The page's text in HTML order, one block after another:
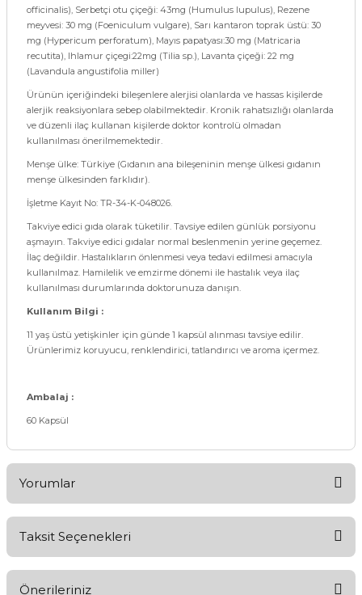
officinalis), Serbetçi otu çiçeği: 43mg (Humulus lupulus), Rezene
meyvesi: 30 mg (Foeniculum vulgare), Sarı kantaron toprak üstü: 30
mg (Hypericum perforatum), Mayıs papatyası:30 mg (Matricaria
recutita), Ihlamur çiçegi:22mg (Tilia sp.), Lavanta çiçeği: 22 mg
(Lavandula angustifolia miller)
Ürünün içeriğindeki bileşenlere alerjisi olanlarda ve hassas kişilerde
alerjik reaksiyonlara sebep olabilmektedir. Kronik rahatsızlığı olanlarda
ve düzenli ilaç kullanan kişilerde doktor kontrolü olmadan
kullanılması önerilmemektedir.
Menşe ülke: Türkiye (Gıdanın ana bileşeninin menşe ülkesi gıdanın
menşe ülkesinden farklıdır).
İşletme Kayıt No: TR-34-K-048026.
Takviye edici gıda olarak tüketilir. Tavsiye edilen günlük porsiyonu
aşmayın. Takviye edici gıdalar normal beslenmenin yerine geçemez.
İlaç değildir. Hastalıkların önlenmesi veya tedavi edilmesi amacıyla
kullanılmaz. Hamilelik ve emzirme dönemi ile hastalık veya ilaç
kullanılması durumlarında doktorunuza danışın.
Kullanım Bilgi :
11 yaş üstü yetişkinler için günde 1 kapsül alınması tavsiye edilir.
Ürünlerimiz koruyucu, renklendirici, tatlandırıcı ve aroma içermez.
Ambalaj :
60 Kapsül
Yorumlar
Taksit Seçenekleri
Önerileriniz